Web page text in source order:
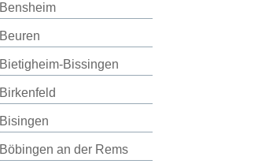
Bensheim
Beuren
Bietigheim-Bissingen
Birkenfeld
Bisingen
Böbingen an der Rems